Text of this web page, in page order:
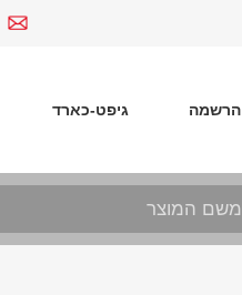
הרשמה גיפט-כארד